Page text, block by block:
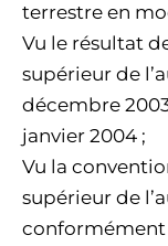
terrestre en
Vu le résultat
supérieur de
décembre
janvier 2004 ;
Vu la
supérieur de
conformément